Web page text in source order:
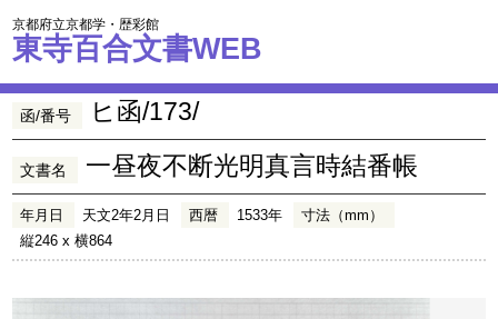
京都府立京都学・歴彩館
東寺百合文書WEB
函/番号 ヒ函/173/
文書名 一昼夜不断光明真言時結番帳
年月日 天文2年2月日 西暦 1533年
寸法（mm）
縦246 x 横864